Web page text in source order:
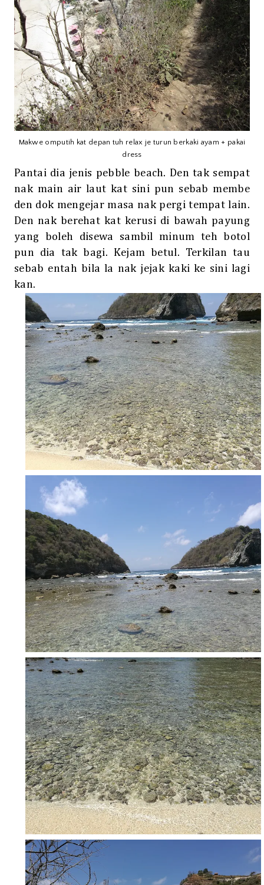
Makwe omputih kat depan tuh relax je turun berkaki ayam + pakai
dress
Pantai dia jenis pebble beach. Den tak sempat
nak main air laut kat sini pun sebab membe
den dok mengejar masa nak pergi tempat lain.
Den nak berehat kat kerusi di bawah payung
yang boleh disewa sambil minum teh botol
pun dia tak bagi. Kejam betul. Terkilan tau
sebab entah bila la nak jejak kaki ke sini lagi
kan.